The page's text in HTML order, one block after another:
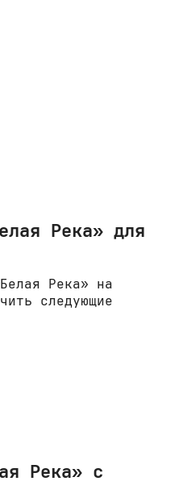
Река» для
Река» на
следующие
Река» с